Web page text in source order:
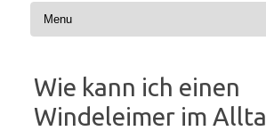
Wie kann ich einen
Windeleimer im